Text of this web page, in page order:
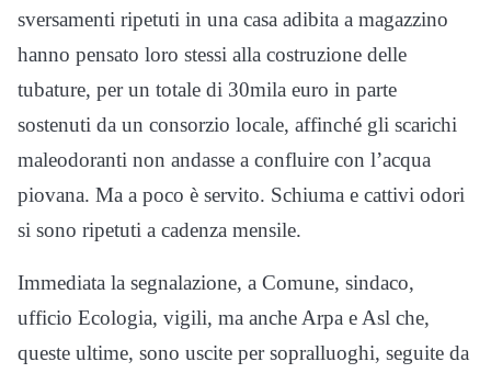
sversamenti ripetuti in una casa adibita a magazzino
hanno pensato loro stessi alla costruzione delle
tubature, per un totale di 30mila euro in parte
sostenuti da un consorzio locale, affinché gli scarichi
maleodoranti non andasse a confluire con l’acqua
piovana. Ma a poco è servito. Schiuma e cattivi odori
si sono ripetuti a cadenza mensile.
Immediata la segnalazione, a Comune, sindaco,
ufficio Ecologia, vigili, ma anche Arpa e Asl che,
queste ultime, sono uscite per sopralluoghi, seguite da